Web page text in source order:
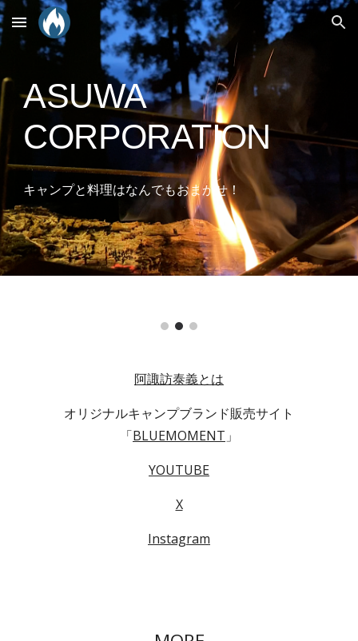
Skip to main content Skip to navigation
ASUWA
CORPORATION
キャンプと料理はなんでもおまかせ！
阿諏訪泰義とは
オリジナルキャンプブランド販売サイト
「BLUEMOMENT 」
YOUTUBE
X
Instagram